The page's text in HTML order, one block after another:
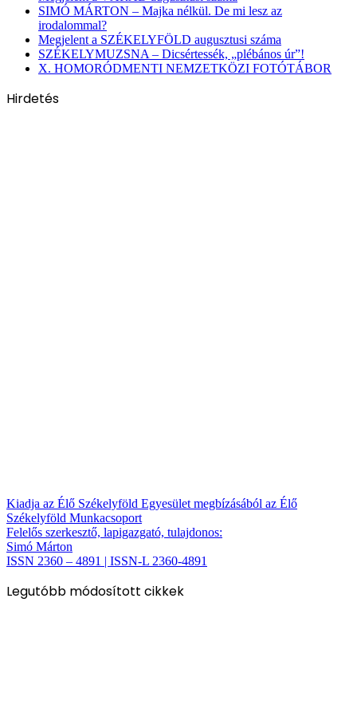
SIMÓ MÁRTON – Majka nélkül. De mi lesz az
irodalommal?
Megjelent a SZÉKELYFÖLD augusztusi száma
SZÉKELYMUZSNA – Dicsértessék, „plébános úr”!
X. HOMORÓDMENTI NEMZETKÖZI FOTÓTÁBOR
Hirdetés
Kiadja az Élő Székelyföld Egyesület megbízásából az Élő
Székelyföld Munkacsoport
Felelős szerkesztő, lapigazgató, tulajdonos:
Simó Márton
ISSN 2360 – 4891 | ISSN-L 2360-4891
Legutóbb módosított cikkek